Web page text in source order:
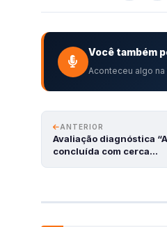
Você também
Aconteceu algo na
ANTERIOR
Avaliação diagnóstica
concluída com cerca…